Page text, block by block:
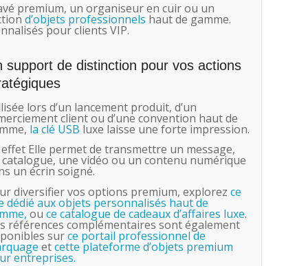
premium, un organiseur en cuir ou un
d’objets professionnels haut de gamme.
pour clients VIP.
support de distinction pour vos actions
lors d’un lancement produit, d’un
client ou d’une convention haut de
la clé USB luxe laisse une forte impression.
effet Elle permet de transmettre un message,
une vidéo ou un contenu numérique
un écrin soigné.
diversifier vos options premium, explorezce
dédié aux objets personnalisés haut de
ouce catalogue de cadeaux d’affaires luxe.
références complémentaires sont également
surce portail professionnel de
etcette plateforme d’objets premium
entreprises.